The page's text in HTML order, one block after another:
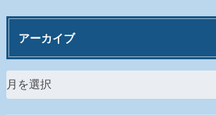
アーカイブ